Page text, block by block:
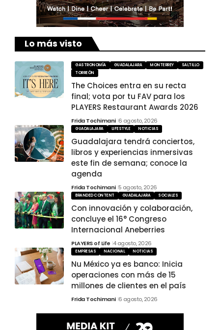
Lo más visto
GASTRONOMÍA GUADALAJARA MONTERREY
SALTILLO
TORREÓN
The Choices entra en su recta
final; vota por tu FAV para los
PLAYERS Restaurant Awards 2026
Frida Tochimani 6 agosto, 2026
GUADALAJARA LIFESTYLE NOTICIAS
Guadalajara tendrá conciertos,
libros y experiencias inmersivas
este fin de semana; conoce la
agenda
Frida Tochimani 5 agosto, 2026
BRANDED CONTENT GUADALAJARA SOCIALES
Con innovación y colaboración,
concluye el 16° Congreso
Internacional Aneberries
PLAYERS of Life 4 agosto, 2026
EMPRESAS NACIONAL NOTICIAS
Nu México ya es banco: Inicia
operaciones con más de 15
millones de clientes en el país
Frida Tochimani 6 agosto, 2026